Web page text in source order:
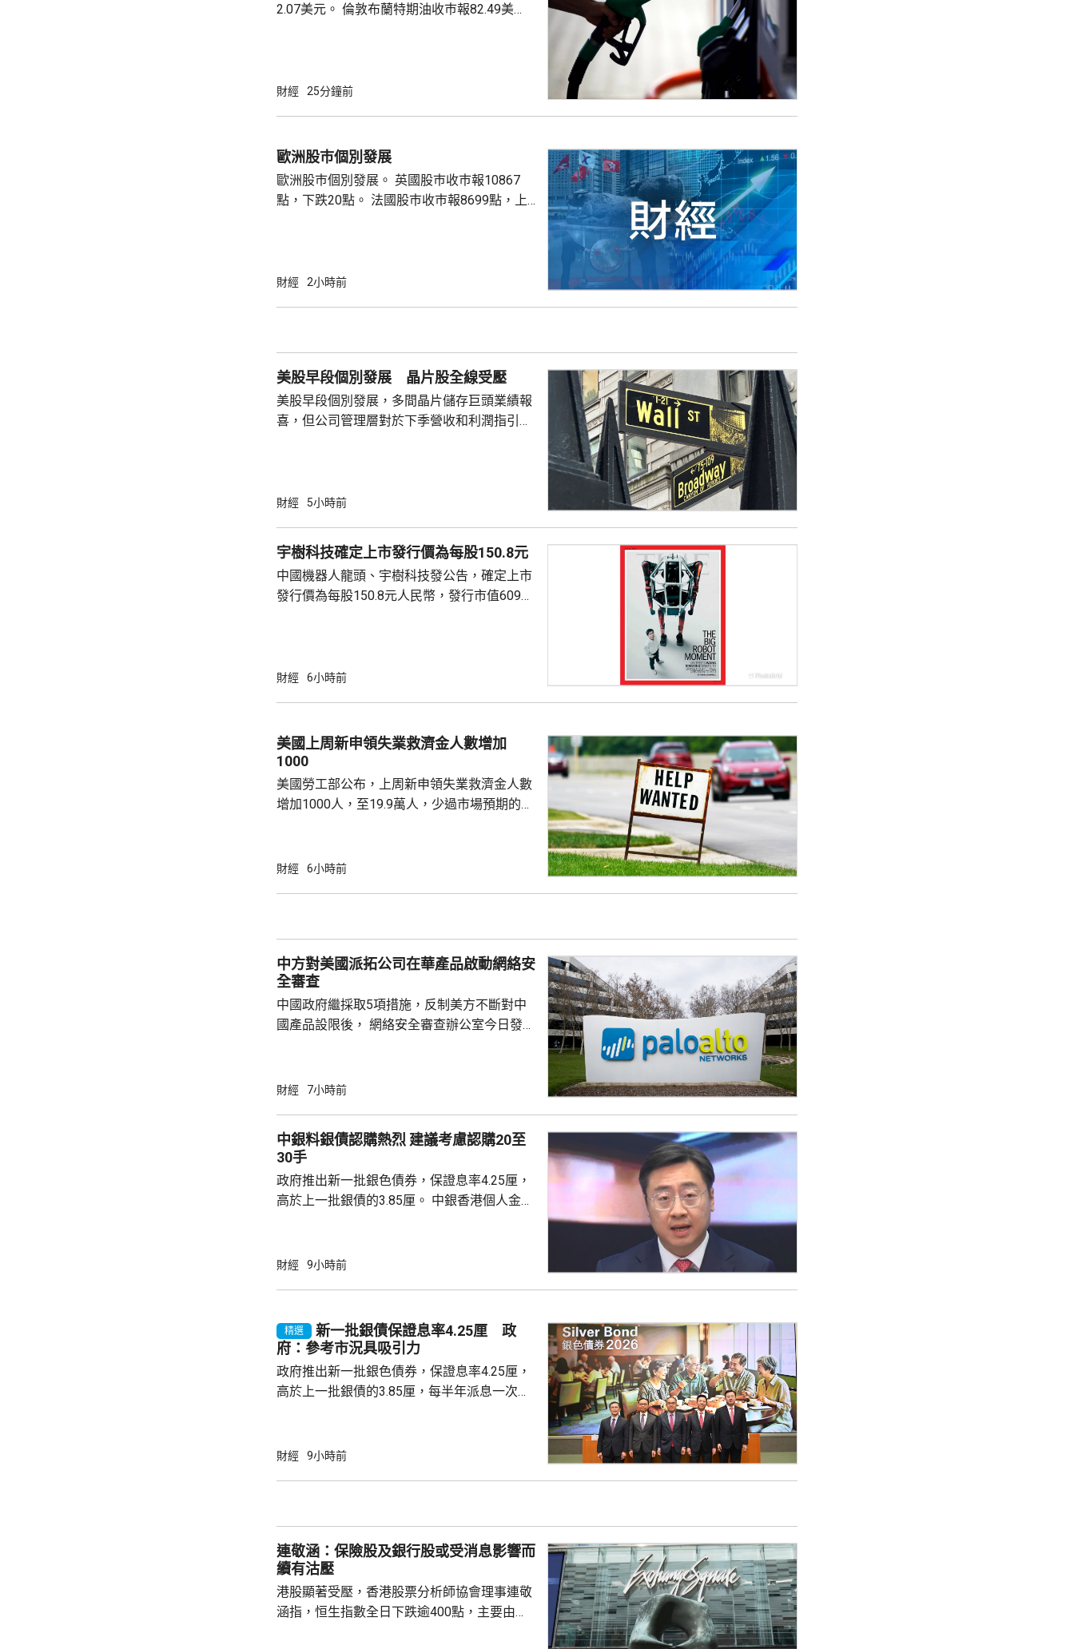
2.07美元。 倫敦布蘭特期油收巿報82.49美
財經 25分鐘前
歐洲股巿個別發展
歐洲股巿個別發展。 英國股巿收巿報10867
點，下跌20點。 法國股巿收巿報8699點，上
財經 2小時前
美股早段個別發展 晶片股全線受壓
美股早段個別發展，多間晶片儲存巨頭業績報
喜，但公司管理層對於下季營收和利潤指引未
指數最新報54315點，跌33點； 標準普爾500
26418點，升56點。
財經 5小時前
宇樹科技確定上市發行價為每股150.8元
中國機器人龍頭、宇樹科技發公告，確定上市
發行價為每股150.8元人民幣，發行市值609億
開發行新股4040多萬股，擬發行數量佔發行後
戰略配售數量約為809萬股。發行完成後，宇
樹科技總股本...
財經 6小時前
美國上周新申領失業救濟金人數增加
1000
美國勞工部公布，上周新申領失業救濟金人數
增加1000人，至19.9萬人，少過市場預期的
19.8萬。
財經 6小時前
中方對美國派拓公司在華產品啟動網絡安
全審查
中國政府繼採取5項措施，反制美方不斷對中
國產品設限後， 網絡安全審查辦公室今日發公
公告指，為保障關鍵信息基礎設施安全穩定運
拓產品實施網絡安全審查。 商務部昨日宣布對
美國採取5項反制措施，包括加強無人機相關
兩用物項對出口管...
財經 7小時前
中銀料銀債認購熱烈 建議考慮認購20至
30手
政府推出新一批銀色債券，保證息率4.25厘，
高於上一批銀債的3.85厘。 中銀香港個人金融
帶動股市和債市波動，令風險較低及收益穩定
引。他指，近年銀色債券的認購反應熱烈，每
年超過30萬人參與，預料今次認購人數會更
多，建議市民可考慮購買20...
財經 9小時前
精選
新一批銀債保證息率4.25厘 政
府：參考市況具吸引力
政府推出新一批銀色債券，保證息率4.25厘，
高於上一批銀債的3.85厘，每半年派息一次。
100手債券；持有有效香港身份證、1967年或
額上調至最多550億元。 財經事務及庫務局局
長許...
財經 9小時前
連敬涵：保險股及銀行股或受消息影響而
續有沽壓
港股顯著受壓，香港股票分析師協會理事連敬
涵指，恒生指數全日下跌逾400點，主要由於